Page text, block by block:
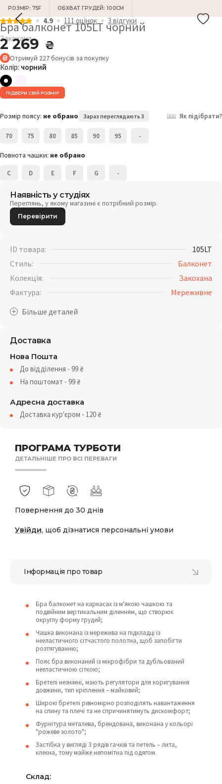
РОЗМІР: 75F ОБХВАТ ГРУДЕЙ: 100СМ
4.9 111 оцiнок 3 відгуки
Бра балконет 105LT чорний
Закохана
2 269 ₴
Отримуй 227бонусів за покупку
Колір: чорний
ПІДБЕРИ СВІЙ РОЗМІР
Розмір поясу: не обрано Зараз переглядають 3 Як підібрати?
70 75 80 85 90 95 -
Повнота чашки: не обрано
C D E F G -
ПРОГРАМА ТУРБОТИ
ДЕТАЛЬНІШЕ ПРО ВСІ ПЕРЕВАГИ
Повернення до 30 днів
Увійди, щоб дізнатися персональні умови
Наявність у студіях
Переглянь, у якому магазині є потрібний розмір.
Перевірити
ID товара:
105LT
Стиль:
Балконет
Колекція:
Закохана
Фактура:
Мереживне
Доставка
Нова Пошта
До відділення - 99₴
На поштомат - 99₴
Адресна доставка
Доставка кур'єром - 120₴
Інформація про товар
Бра балконет на каркасах із м'якою чашкою та
подвійним вертикальним діленням, що створює
округлу форму грудей;
Чашка виконана із мережива на підкладці із
нееластичного сітчастого полотна, щоб запобігти
розтягуванню;
Пояс бра виконаний із мікрофібри та дубльований
нееластичною сіткою;
Бретелі незнімні, мають регулятори для коригування
довжини, тип кріплення – майковий;
Широкі бретелі рівномірно розподілять навантаження
на спину та плечі та не спричинятимуть дискомфорт;
Фурнітура металева, брендована, виконана у кольорі
"рожеве золото";
Застібка у вигляді 3 рядів гачків та петель – лита,
клеєна, тому майже непомітна під одягом.
Склад: